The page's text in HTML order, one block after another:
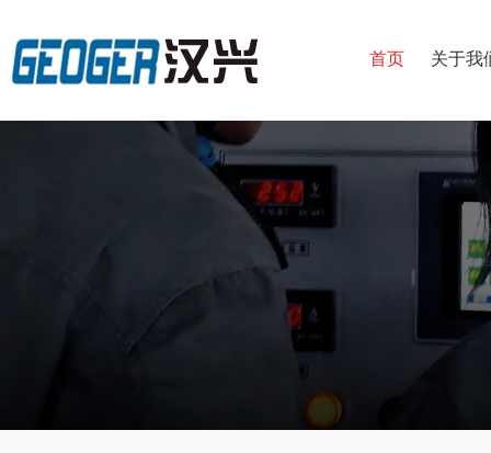
首页 关于我